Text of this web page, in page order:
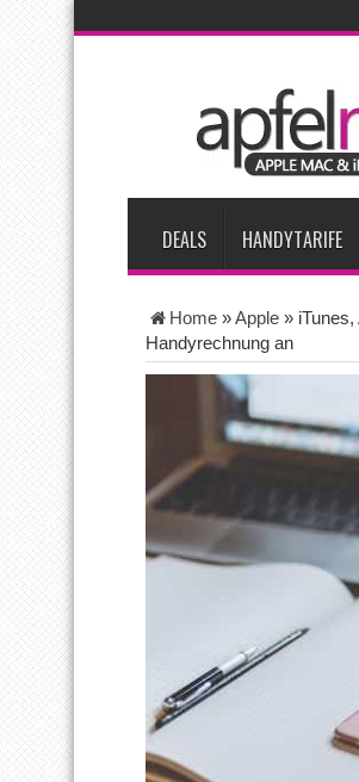
Apple beherrscht 65 Prozent des
iPhone 18 Pro zum Marktstart
iPhone Ultra lässt Verkauf
iPhone 18 Pro: Diese 3 großen
DEALS HANDYTARIFE
Home »Apple »
Handyrechnung an